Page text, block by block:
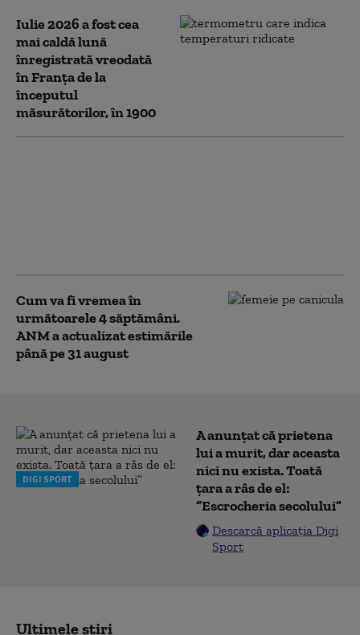
Iulie 2026 a fost cea
mai caldă lună
înregistrată vreodată
în Franța de la
începutul
măsurătorilor, în 1900
Cum va fi vremea în
următoarele 4 săptămâni.
ANM a actualizat estimările
până pe 31 august
DIGI SPORT
A anunțat că prietena
lui a murit, dar aceasta
nici nu exista. Toată
țara a râs de el:
”Escrocheria secolului”
Descarcă aplicația Digi
Sport
Ultimele știri